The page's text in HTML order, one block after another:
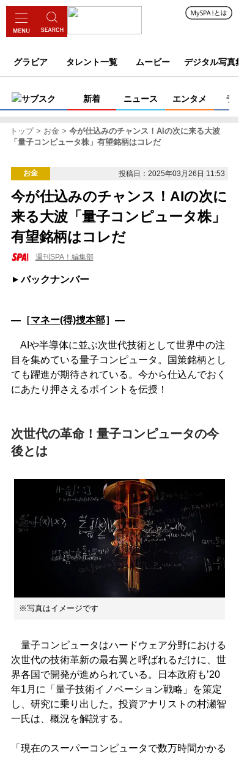
グラビア タレント一覧 ムービー デジタル写真集
サブスク 新着 ニュース エンタメ ライフ
トップ お金
今が仕込みのチャンス！AIの次に来る大波
「量子コンピュータ株」有望銘柄はコレだ
お金 投稿日：2025年03月26日 11:53
今が仕込みのチャンス！AIの次に
来る大波「量子コンピュータ株」
有望銘柄はコレだ
週刊SPA！編集部
バックナンバー
―［マネー(得)捜本部］―
AIや半導体に並ぶ次世代技術として世界中の注
目を集めている量子コンピュータ。国策銘柄とし
ても躍進が期待されている。今から仕込んでおく
にあたり押さえるポイントを伝授！
次世代の革命！量子コンピュータの今
後とは
※写真はイメージです
量子コンピュータはハードウェア分野における
次世代の技術革新の最右翼と呼ばれるだけに、世
界各国で開発が進められている。日本政府も’20
年1月に「量子技術イノベーション戦略」を策定
し、研究に乗り出した。投資アナリストの村瀬智
一氏は、概況を解説する。
「現在のスーパーコンピュータで数万時間かかる